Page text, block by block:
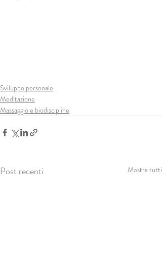
Sviluppo personale
Meditazione
Massaggio e biodiscipline
Post recenti Mostra tutti